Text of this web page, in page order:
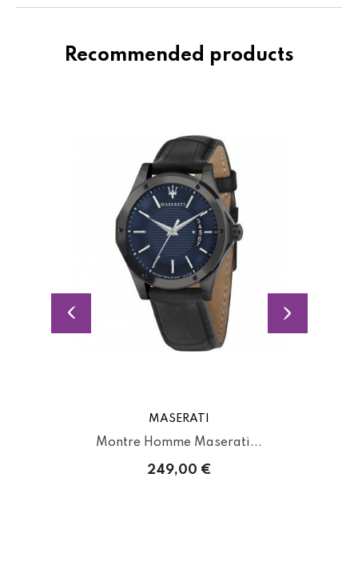
Recommended products
MASERATI
Montre Homme Maserati...
249,00 €